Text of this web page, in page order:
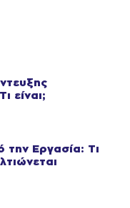
είναι;
την Εργασία: Τι